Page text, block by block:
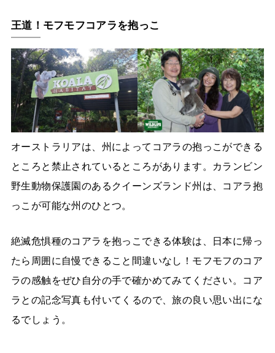
王道！モフモフコアラを抱っこ
オーストラリアは、州によってコアラの抱っこができる
ところと禁止されているところがあります。カランビン
野生動物保護園のあるクイーンズランド州は、コアラ抱
っこが可能な州のひとつ。
絶滅危惧種のコアラを抱っこできる体験は、日本に帰っ
たら周囲に自慢できること間違いなし！モフモフのコア
ラの感触をぜひ自分の手で確かめてみてください。コア
ラとの記念写真も付いてくるので、旅の良い思い出にな
るでしょう。